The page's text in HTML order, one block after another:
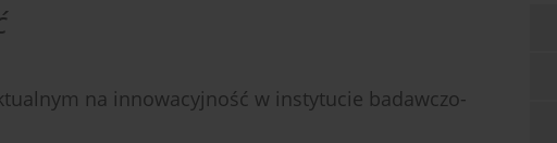
na innowacyjność w instytucie badawczo-